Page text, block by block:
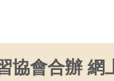
協會合辦 網